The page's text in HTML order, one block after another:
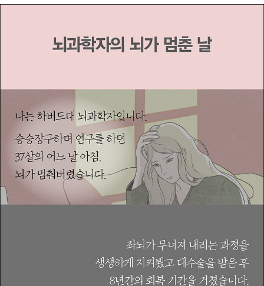
향력 있는 100인’에 선정된 바 있다. 그는 이 뇌졸중 경험과 이후 8년
다. 이 두 번째 책에서 그는 좌뇌와 우뇌의 해부학적인 차이에서 오는
우리 마음의 네 가지 캐릭터에 대해 이야기한다. 뇌과학, 신경해부학,
심리학이 결합된 이 독특한 책에서 독자들은 과학자의 지성으로 고통
을 이겨내며 발견한 한 인간의 놀라운 통찰력을 만나게 된다. drjillta
ylor.com